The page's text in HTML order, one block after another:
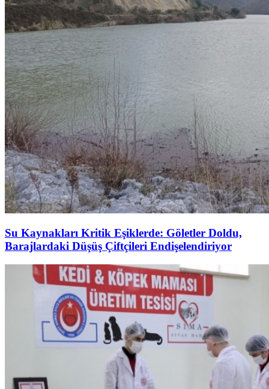
Su Kaynakları Kritik Eşiklerde: Göletler Doldu,
Barajlardaki Düşüş Çiftçileri Endişelendiriyor